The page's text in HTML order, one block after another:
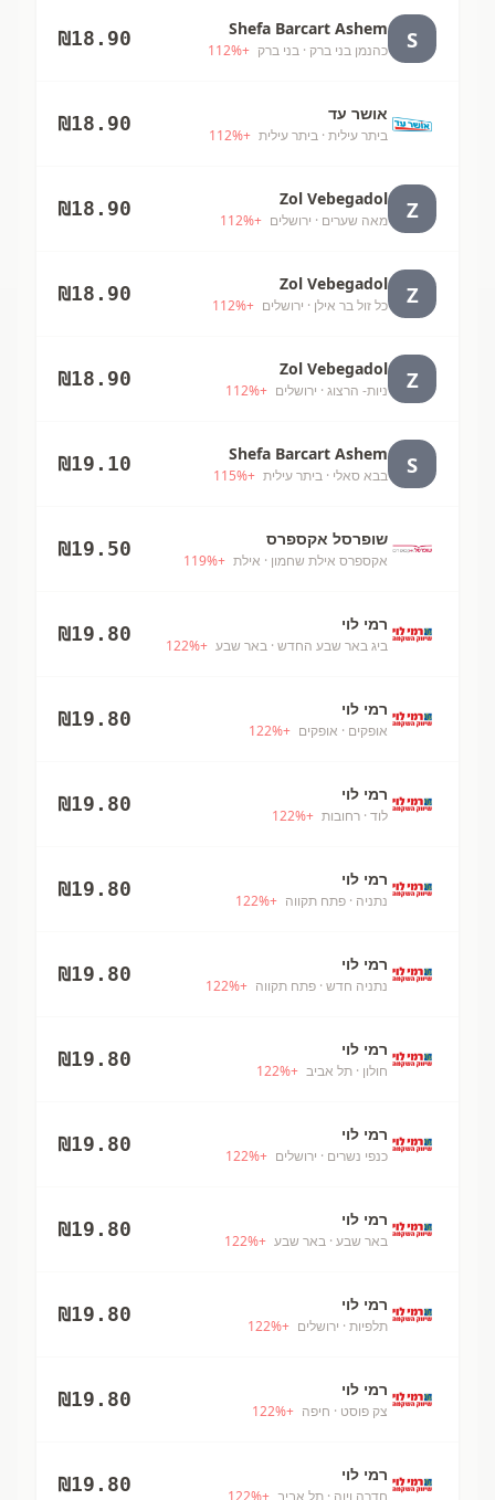
S
Shefa Barcart Ashem
כהנמן בני ברק · בני ברק +
112%
₪18.90
אושר עד
ביתר עילית · ביתר עילית +
112%
₪18.90
Z
Zol Vebegadol
מאה שערים · ירושלים +
112%
₪18.90
Z
Zol Vebegadol
כל זול בר אילן · ירושלים +
112%
₪18.90
Z
Zol Vebegadol
ניות- הרצוג · ירושלים +
112%
₪18.90
S
Shefa Barcart Ashem
בבא סאלי · ביתר עילית +
115%
₪19.10
שופרסל אקספרס
אקספרס אילת שחמון · אילת +
119%
₪19.50
רמי לוי
ביג באר שבע החדש · באר שבע +
122%
₪19.80
רמי לוי
אופקים · אופקים +
122%
₪19.80
רמי לוי
לוד · רחובות +
122%
₪19.80
רמי לוי
נתניה · פתח תקווה +
122%
₪19.80
רמי לוי
נתניה חדש · פתח תקווה +
122%
₪19.80
רמי לוי
חולון · תל אביב +
122%
₪19.80
רמי לוי
כנפי נשרים · ירושלים +
122%
₪19.80
רמי לוי
באר שבע · באר שבע +
122%
₪19.80
רמי לוי
תלפיות · ירושלים +
122%
₪19.80
רמי לוי
צק פוסט · חיפה +
122%
₪19.80
רמי לוי
חדרה ויוה · תל אביב +
122%
₪19.80